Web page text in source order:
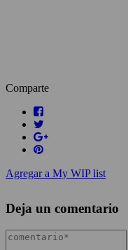
Comparte
Agregar a My WIP list
Deja un comentario